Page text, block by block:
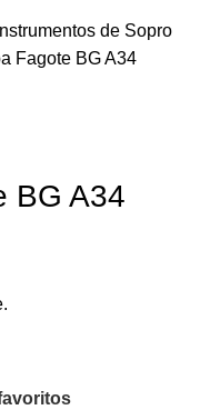
de Sopro
Fagote BG A34
BG A34